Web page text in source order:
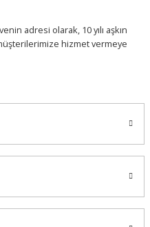
adresi olarak, 10 yılı aşkın
hizmet vermeye